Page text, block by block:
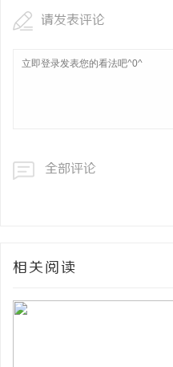
请发表评论
全部评论
相关阅读